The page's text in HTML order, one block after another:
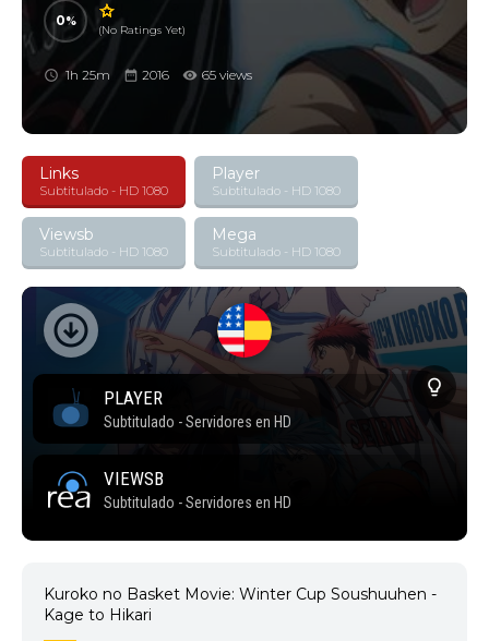
0
(No Ratings Yet)
1h 25m 2016 65 views
Links
Subtitulado - HD 1080
Player
Subtitulado - HD 1080
Viewsb
Subtitulado - HD 1080
Mega
Subtitulado - HD 1080
Kuroko no Basket Movie: Winter Cup Soushuuhen -
Kage to Hikari